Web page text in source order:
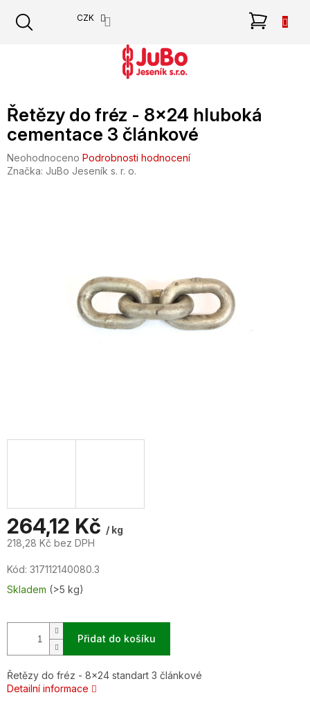
obsah
CZK
Řetězy do fréz - 8x24 hluboká
cementace 3 článkové
Průměrné
hodnocení
Neohodnoceno Podrobnosti hodnocení
Značka: JuBo Jeseník s. r. o.
264,12 Kč / kg
218,28 Kč bez DPH
cena:
Kód: 317112140080.3
Skladem (>5 kg)
Přidat do košíku
Řetězy do fréz - 8x24 standart 3 článkové
Detailní informace